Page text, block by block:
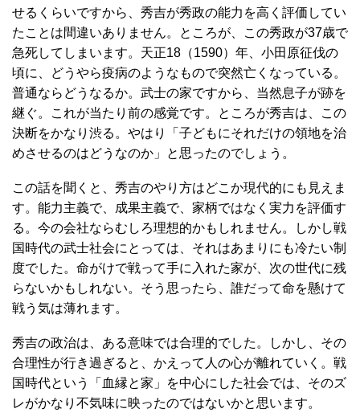
せるくらいですから、秀吉が秀政の能力を高く評価してい
たことは間違いありません。ところが、この秀政が37歳で
急死してしまいます。天正18（1590）年、小田原征伐の
頃に、どうやら疫病のようなもので突然亡くなっている。
普通ならどうなるか。武士の家ですから、当然息子が跡を
継ぐ。これが当たり前の感覚です。ところが秀吉は、この
決断をかなり渋る。やはり「子どもにそれだけの領地を治
めさせるのはどうなのか」と思ったのでしょう。
この話を聞くと、秀吉のやり方はどこか現代的にも見えま
す。能力主義で、成果主義で、家柄ではなく実力を評価す
る。今の会社ならむしろ理想的かもしれません。しかし戦
国時代の武士社会にとっては、それはあまりにも冷たい制
度でした。命がけで戦って手に入れた家が、次の世代に残
らないかもしれない。そう思ったら、誰だって命を懸けて
戦う気は薄れます。
秀吉の政治は、ある意味では合理的でした。しかし、その
合理性が行き過ぎると、かえって人の心が離れていく。戦
国時代という「血縁と家」を中心にした社会では、そのズ
レがかなり不気味に映ったのではないかと思います。